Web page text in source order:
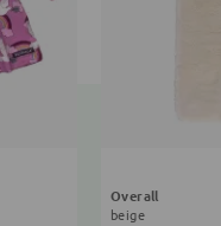
Overall
beige